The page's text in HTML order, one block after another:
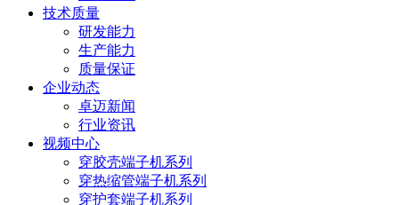
技术质量
研发能力
生产能力
质量保证
企业动态
卓迈新闻
行业资讯
视频中心
穿胶壳端子机系列
穿热缩管端子机系列
穿护套端子机系列